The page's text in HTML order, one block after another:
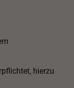
hierzu